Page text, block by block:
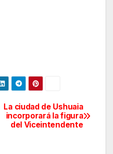
La ciudad de Ushuaia
incorporará la figura
del Viceintendente